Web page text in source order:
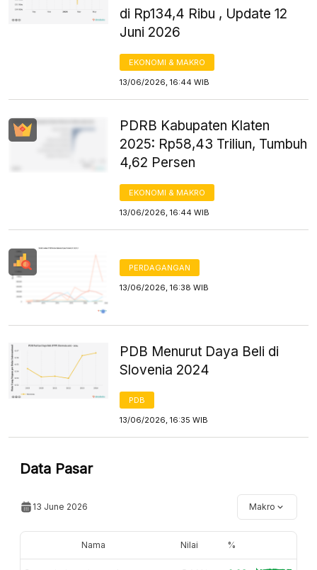
di Rp134,4 Ribu , Update 12
Juni 2026
EKONOMI & MAKRO
13/06/2026, 16:44 WIB
PDRB Kabupaten Klaten
2025: Rp58,43 Triliun, Tumbuh
4,62 Persen
EKONOMI & MAKRO
13/06/2026, 16:44 WIB
PERDAGANGAN
13/06/2026, 16:38 WIB
PDB Menurut Daya Beli di
Slovenia 2024
PDB
13/06/2026, 16:35 WIB
Data Pasar
13 June 2026 Makro
Nama Nilai %